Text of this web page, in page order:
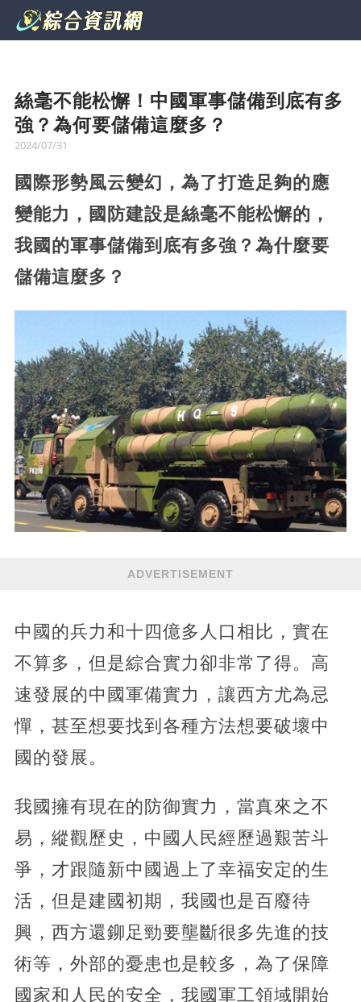
絲毫不能松懈！中國軍事儲備到底有多
強？為何要儲備這麼多？
2024/07/31
國際形勢風云變幻，為了打造足夠的應
變能力，國防建設是絲毫不能松懈的，
我國的軍事儲備到底有多強？為什麼要
儲備這麼多？
ADVERTISEMENT
中國的兵力和十四億多人口相比，實在
不算多，但是綜合實力卻非常了得。高
速發展的中國軍備實力，讓西方尤為忌
憚，甚至想要找到各種方法想要破壞中
國的發展。
我國擁有現在的防御實力，當真來之不
易，縱觀歷史，中國人民經歷過艱苦斗
爭，才跟隨新中國過上了幸福安定的生
活，但是建國初期，我國也是百廢待
興，西方還鉚足勁要壟斷很多先進的技
術等，外部的憂患也是較多，為了保障
國家和人民的安全，我國軍工領域開始